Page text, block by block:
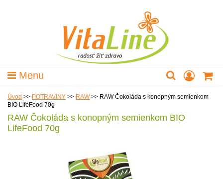
Menu
Úvod >> POTRAVINY >> RAW >> RAW Čokoláda s konopným semienkom
BIO LifeFood 70g
RAW Čokoláda s konopným semienkom BIO
LifeFood 70g